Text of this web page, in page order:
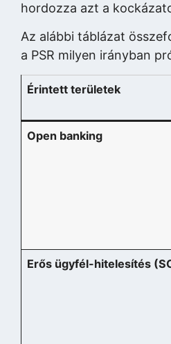
hordozza azt a
Az alábbi táblázat
a PSR milyen irányban
Érintett területek
Open banking
Erős ügyfél-hitelesítés